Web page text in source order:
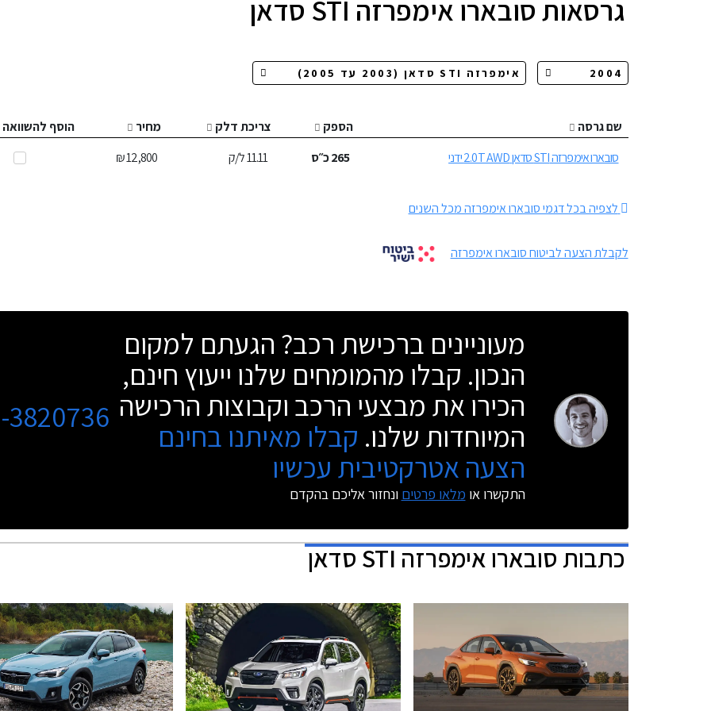
גרסאותסובארו אימפרזה STI סדאן
שם גרסה הספק צריכת דלק מחיר
הוסף להשוואה
סובארו אימפרזה STI סדאן 2.0T AWD ידני
265כ״ס 11.11ל/ק 12,800 ₪
לצפיה בכל דגמי סובארו אימפרזה מכל השנים
לקבלת הצעה לביטוח סובארו אימפרזה
מעוניינים ברכישת רכב? הגעתם למקום
הנכון. קבלו מהמומחים שלנו ייעוץ חינם,
הכירו את מבצעי הרכב וקבוצות הרכישה
המיוחדות שלנו. קבלו מאיתנו בחינם
הצעה אטרקטיבית עכשיו
התקשרו או מלאו פרטים ונחזור אליכם בהקדם
3820736
כתבותסובארו אימפרזה STI סדאן